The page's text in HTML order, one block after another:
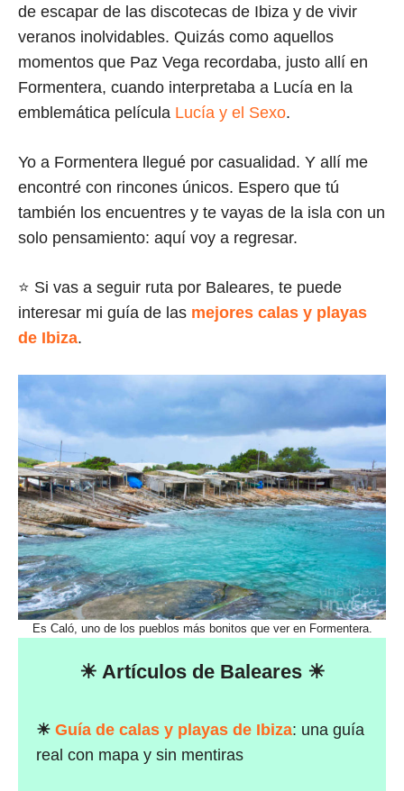
de escapar de las discotecas de Ibiza y de vivir
veranos inolvidables. Quizás como aquellos
momentos que Paz Vega recordaba, justo allí en
Formentera, cuando interpretaba a Lucía en la
emblemática película Lucía y el Sexo.
Yo a Formentera llegué por casualidad. Y allí me
encontré con rincones únicos. Espero que tú
también los encuentres y te vayas de la isla con un
solo pensamiento: aquí voy a regresar.
⭐ Si vas a seguir ruta por Baleares, te puede
interesar mi guía de las mejores calas y playas
de Ibiza.
Es Caló, uno de los pueblos más bonitos que ver en Formentera.
☀ Artículos de Baleares ☀
☀ Guía de calas y playas de Ibiza: una guía
real con mapa y sin mentiras